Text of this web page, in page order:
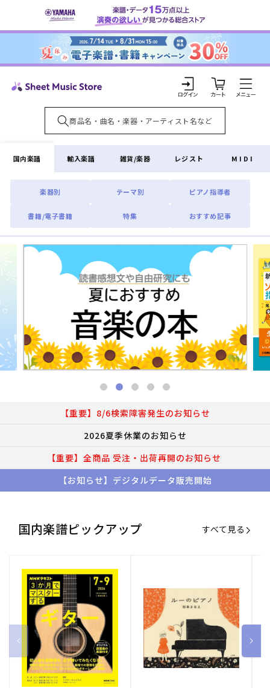
ンツに
ロ
グ
イ
ン
カ
ー
ト
国内楽譜
楽器別 テーマ別 ピアノ指導者
書籍/電子書籍 特集 おすすめ記事
輸入楽譜 雑貨/楽器 レジスト MIDI
【重要】8/6検索障害発生のお知らせ
2026夏季休業のお知らせ
【重要】全商品 受注・出荷再開のお知らせ
【お知らせ】デジタルデータ販売開始
国内楽譜ピックアップ すべて見る